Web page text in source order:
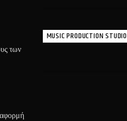
των
MUSIC PRODUCTION STUDIO